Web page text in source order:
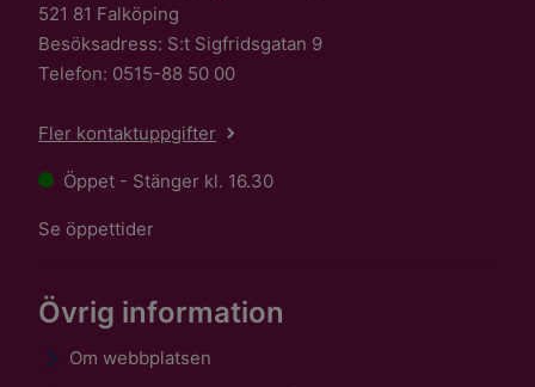
521 81 Falköping
Besöksadress: S:t Sigfridsgatan 9
Telefon: 0515-88 50 00
Fler kontaktuppgifter
Öppet - Stänger kl. 16.30
Se öppettider
Övrig information
Om webbplatsen